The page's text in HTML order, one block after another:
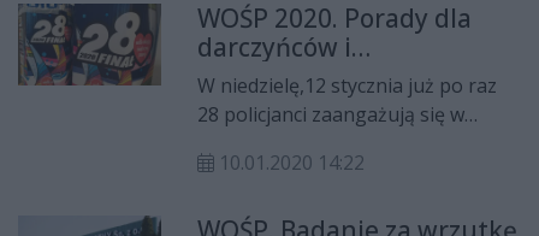
wcześniej, bo już w piątek, 10
stycznia.
WOŚP 2020. Porady dla
darczyńców i
wolontariuszy
W niedzielę,12 stycznia już po raz
28 policjanci zaangażują się w
Wielkiej Orkiestry Świątecznej
zależy także od stosowania się do
10.01.2020 14:22